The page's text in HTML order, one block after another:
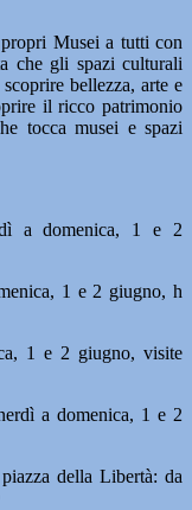
Musei a tutti con
che gli spazi culturali
bellezza, arte e
il ricco patrimonio
tocca musei e spazi
a domenica, 1 e 2
1 e 2 giugno, h
1 e 2 giugno, visite
a domenica, 1 e 2
della Libertà: da